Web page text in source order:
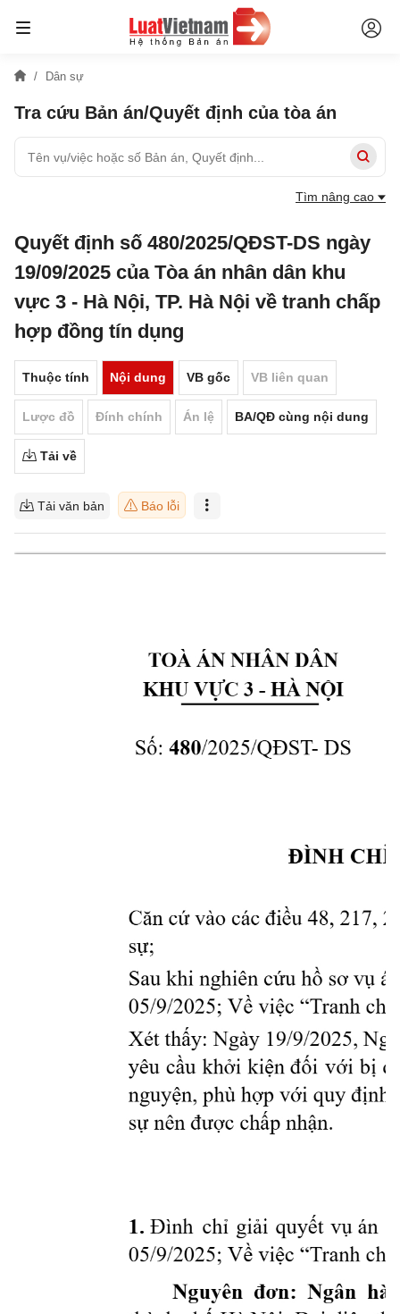
Dân sự
Tra cứu Bản án/Quyết định của tòa án
Tìm nâng cao
Quyết định số 480/2025/QĐST-DS ngày
19/09/2025 của Tòa án nhân dân khu
vực 3 - Hà Nội, TP. Hà Nội về tranh chấp
hợp đồng tín dụng
Thuộc tính Nội dung VB gốc VB liên quan
Lược đồ Đính chính Án lệ BA/QĐ cùng nội dung
Tải về
Tải văn bản Báo lỗi